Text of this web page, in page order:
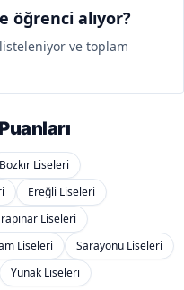
öğrenci alıyor?
ve toplam
Bozkır Liseleri
Ereğli Liseleri
Liseleri
Liseleri
Sarayönü Liseleri
Yunak Liseleri